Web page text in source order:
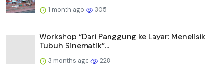
1 month ago 305
Workshop “Dari Panggung ke Layar: Menelisik
Tubuh Sinematik”...
3 months ago 228